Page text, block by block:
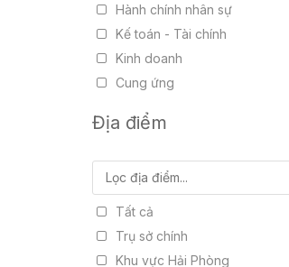
Hành chính nhân sự
Kế toán - Tài chính
Kinh doanh
Cung ứng
Kho vận
Địa điểm
Tất cả
Trụ sở chính
Khu vực Hải Phòng